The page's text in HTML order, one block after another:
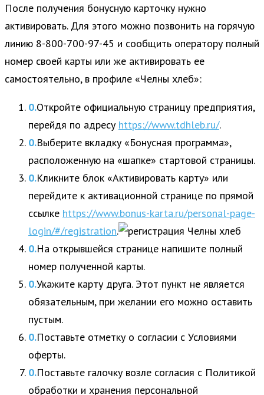
После получения бонусную карточку нужно
активировать. Для этого можно позвонить на горячую
линию 8-800-700-97-45 и сообщить оператору полный
номер своей карты или же активировать ее
самостоятельно, в профиле «Челны хлеб»:
Откройте официальную страницу предприятия,
перейдя по адресу https://www.tdhleb.ru/.
Выберите вкладку «Бонусная программа»,
расположенную на «шапке» стартовой страницы.
Кликните блок «Активировать карту» или
перейдите к активационной странице по прямой
ссылке https://www.bonus-karta.ru/personal-page-
login/#/registration.
На открывшейся странице напишите полный
номер полученной карты.
Укажите карту друга. Этот пункт не является
обязательным, при желании его можно оставить
пустым.
Поставьте отметку о согласии с Условиями
оферты.
Поставьте галочку возле согласия с Политикой
обработки и хранения персональной